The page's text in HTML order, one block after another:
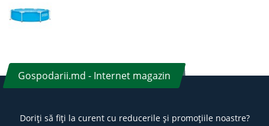
Gospodarii.md - Internet magazin
Doriți să fiți la curent cu reducerile și promoțiile noastre?